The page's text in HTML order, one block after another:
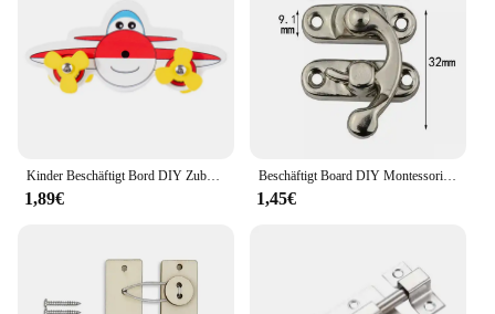
Kinder Beschäftigt Bord DIY Zubehör Baby Aktivität Feinmotorik Lernen Spiele Montessori Sinnes Spielzeug Frühe Bildung Busyboard
1,89€
Beschäftigt Board DIY Montessori Spielzeug Schloss mobile Kinder Holzspäne Geschicklichkeit strain ing Eltern-Kind-Spiel Puzzle Intelligenz Entwicklung
1,45€